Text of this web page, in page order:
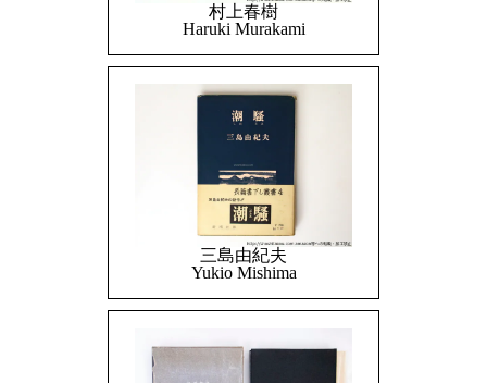
村上春樹
Haruki Murakami
三島由紀夫
Yukio Mishima